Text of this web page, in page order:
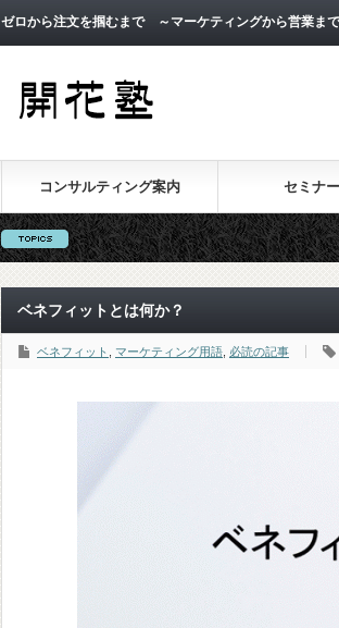
ゼロから注文を掴むまで ～マーケティングから営業ま
コンサルティング案内 セミナ
ベネフィットとは何か？
ベネフィット マーケティング用語 必読の記事